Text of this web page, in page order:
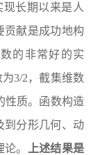
现长期以来是人
贡献是成功地构
的非常好的实
为3/2 ，截集维数
性质。函数构造
到分形几何、动
。
上述结果是